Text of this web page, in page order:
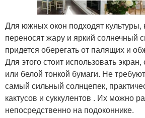
Для южных окон подходят
переносят жару и яркий солнечный
придется оберегать от палящих и
Для этого стоит использовать
или белой тонкой бумаги. Не
самый сильный солнцепек,
кактусов и суккулентов . Их можно
непосредственно на подоконнике.